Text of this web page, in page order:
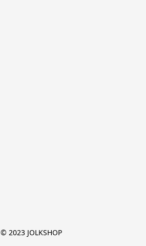
© 2023 JOLKSHOP